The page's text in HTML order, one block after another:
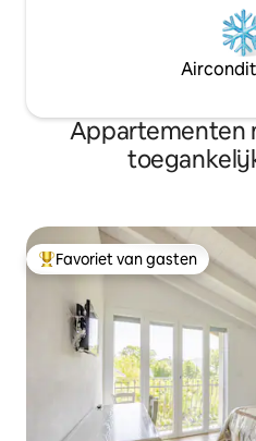
Appartementen
Topfavoriet van gasten
Favoriet van gasten